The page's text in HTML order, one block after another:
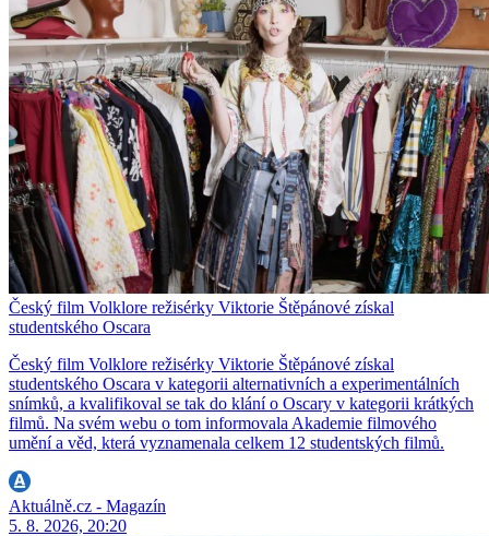
Český film Volklore režisérky Viktorie Štěpánové získal
studentského Oscara
Český film Volklore režisérky Viktorie Štěpánové získal
studentského Oscara v kategorii alternativních a experimentálních
snímků, a kvalifikoval se tak do klání o Oscary v kategorii krátkých
filmů. Na svém webu o tom informovala Akademie filmového
umění a věd, která vyznamenala celkem 12 studentských filmů.
Aktuálně.cz - Magazín
5. 8. 2026, 20:20